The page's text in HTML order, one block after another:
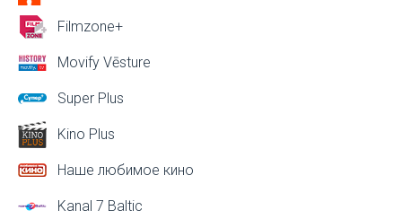
Filmzone+
Movify Vēsture
Super Plus
Kino Plus
Наше любимое кино
Kanal 7 Baltic